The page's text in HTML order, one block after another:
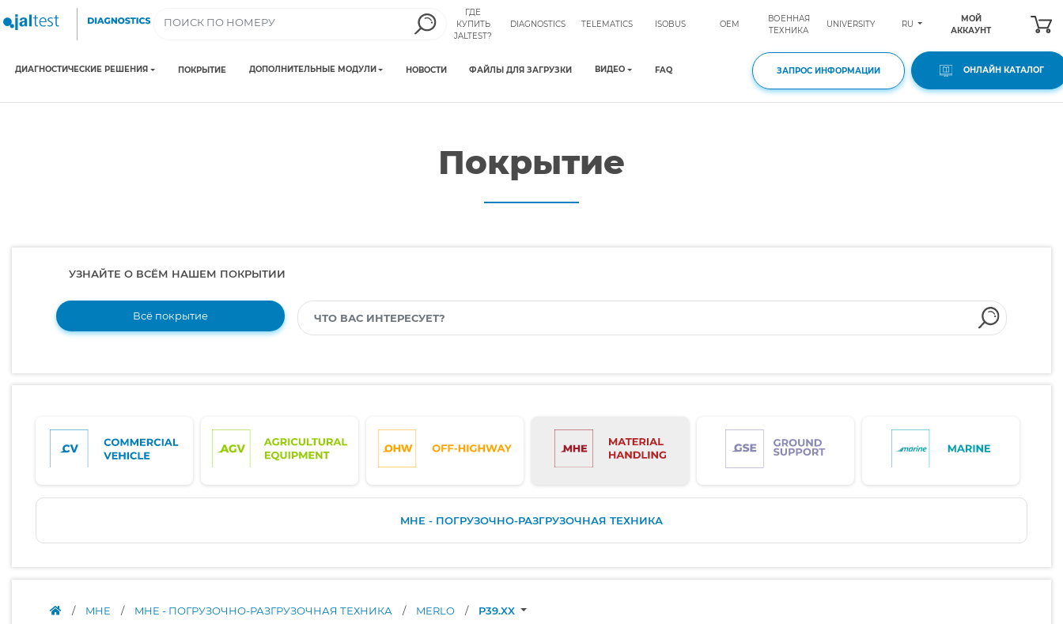
ГДЕ
КУПИТЬ
JALTEST?
DIAGNOSTICS TELEMATICS ISOBUS OEM
ВОЕННАЯ
ТЕХНИКА
UNIVERSITY RU
МОЙ
АККАУНТ
ДИАГНОСТИЧЕСКИЕ РЕШЕНИЯ ПОКРЫТИЕ ДОПОЛНИТЕЛЬНЫЕ МОДУЛИ НОВОСТИ ФАЙЛЫ ДЛЯ ЗАГРУЗКИ ВИДЕО FAQ ЗАПРОС ИНФОРМАЦИИ ОНЛАЙН КАТАЛОГ
Покрытие
УЗНАЙТЕ О ВСЁМ НАШЕМ ПОКРЫТИИ
Всё покрытие
MHE - ПОГРУЗОЧНО-РАЗГРУЗОЧНАЯ ТЕХНИКА
/ MHE / MHE - ПОГРУЗОЧНО-РАЗГРУЗОЧНАЯ ТЕХНИКА / MERLO / P39.XX